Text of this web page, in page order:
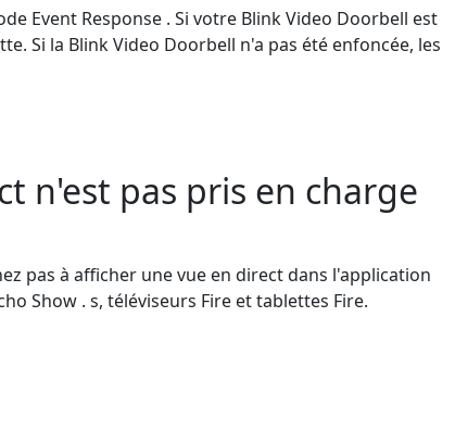
Event Response . Si votre Blink Video Doorbell est
Si la Blink Video Doorbell n'a pas été enfoncée, les
n'est pas pris en charge
pas à afficher une vue en direct dans l'application
Show . s, téléviseurs Fire et tablettes Fire.